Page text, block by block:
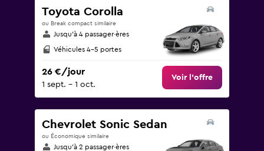
Toyota Corolla
ou Break compact similaire
Jusqu’à 4 passager·ères
Véhicules 4-5 portes
26 €/jour
1 sept. - 1 oct.
Voir l’offre
Chevrolet Sonic Sedan
ou Économique similaire
Jusqu’à 2 passager·ères